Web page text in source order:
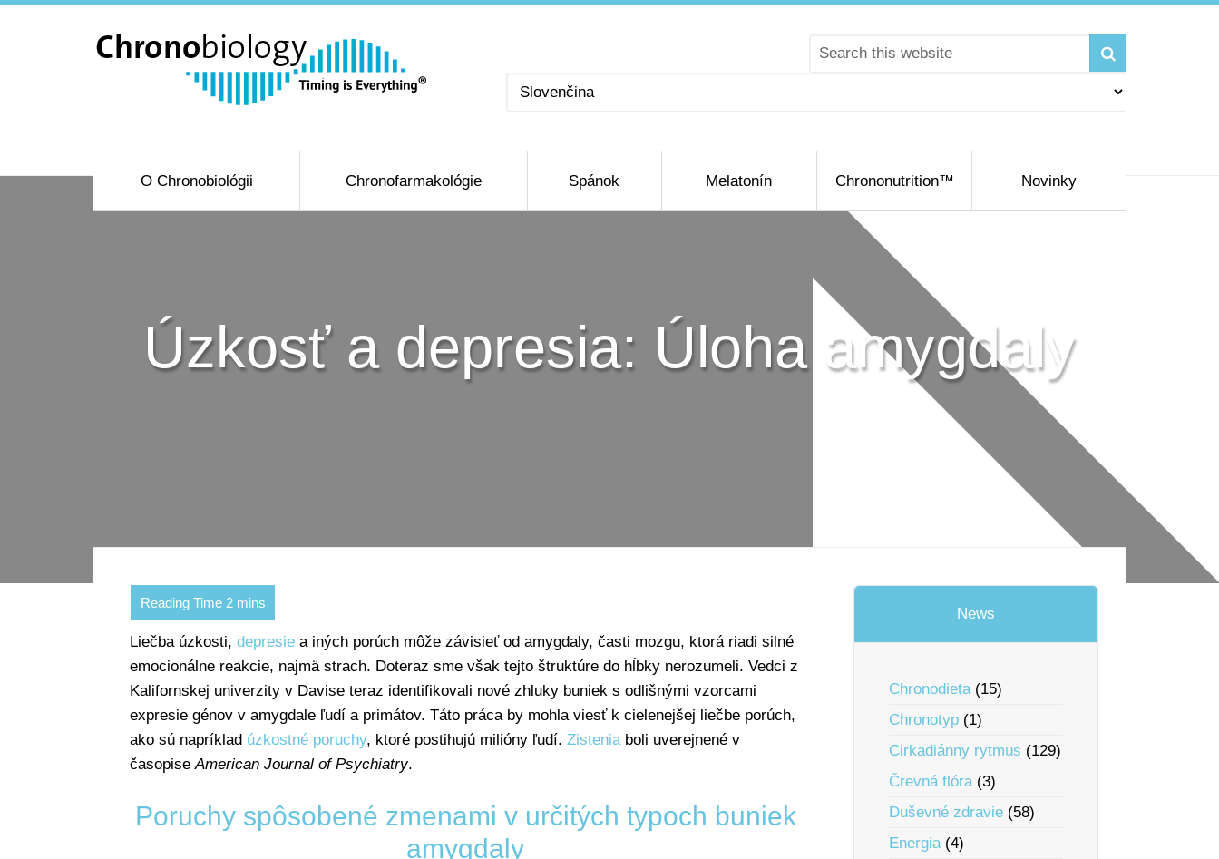
Vyberte
O Chronobiológii Chronofarmakológie Spánok Melatonín Chrononutrition™ Novinky
Úzkosť a depresia: Úloha amygdaly
Liečba úzkosti, depresie a iných porúch môže závisieť od amygdaly, časti mozgu, ktorá riadi silné
emocionálne reakcie, najmä strach. Doteraz sme však tejto štruktúre do hĺbky nerozumeli. Vedci z
Kalifornskej univerzity v Davise teraz identifikovali nové zhluky buniek s odlišnými vzorcami
expresie génov v amygdale ľudí a primátov. Táto práca by mohla viesť k cielenejšej liečbe porúch,
ako sú napríklad úzkostné poruchy, ktoré postihujú milióny ľudí. Zisteniaboli uverejnené v
časopiseAmerican Journal of Psychiatry.
Poruchy spôsobené zmenami v určitých typoch buniek
amygdaly
News
Chronodieta(15)
Chronotyp (1)
Cirkadiánny rytmus (129)
Črevná flóra(3)
Duševné zdravie (58)
Energia(4)